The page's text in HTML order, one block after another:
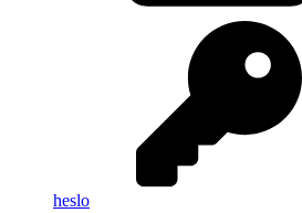
heslo